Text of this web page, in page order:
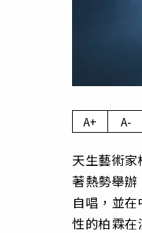
A+ A-
天生藝術
著熱勢舉
自唱，並
性的柏霖在